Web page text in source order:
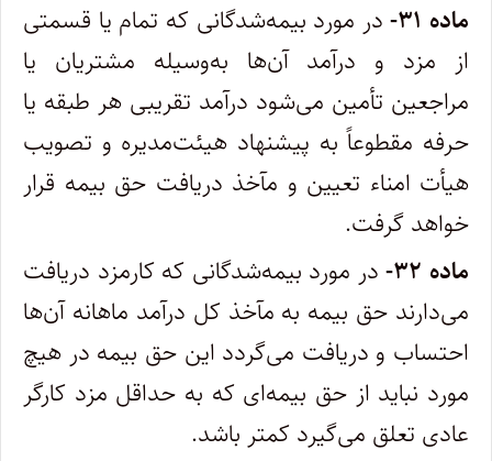
ماده ۳۱-
در مورد بیمه‌شدگانی که تمام یا قسمتی
از مزد و درآمد آن‌ها به‌وسیله مشتریان یا
مراجعین تأمین می‌شود درآمد تقریبی هر طبقه یا
حرفه مقطوعاً به پیشنهاد هیئت‌مدیره و تصویب
هیأت امناء تعیین و مآخذ دریافت حق بیمه قرار
خواهد گرفت.
ماده ۳۲-
در مورد بیمه‌شدگانی که کارمزد دریافت
می‌دارند حق بیمه به مآخذ کل درآمد ماهانه آن‌ها
احتساب و دریافت می‌گردد این حق بیمه در هیچ
مورد نباید از حق بیمه‌ای که به حداقل مزد کارگر
عادی تعلق می‌گیرد کمتر باشد.